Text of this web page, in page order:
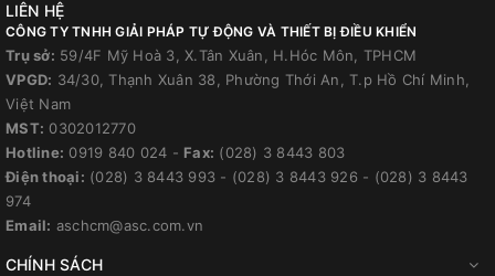
LIÊN HỆ
CÔNG TY TNHH GIẢI PHÁP TỰ ĐỘNG VÀ THIẾT BỊ ĐIỀU KHIỂN
Trụ sở: 59/4F Mỹ Hoà 3, X.Tân Xuân, H.Hóc Môn, TPHCM
VPGD: 34/30, Thạnh Xuân 38, Phường Thới An, T.p Hồ Chí Minh,
Việt Nam
MST: 0302012770
Hotline: 0919 840 024 - Fax: (028) 3 8443 803
Điện thoại: (028) 3 8443 993 - (028) 3 8443 926 - (028) 3 8443
974
Email: aschcm@asc.com.vn
CHÍNH SÁCH